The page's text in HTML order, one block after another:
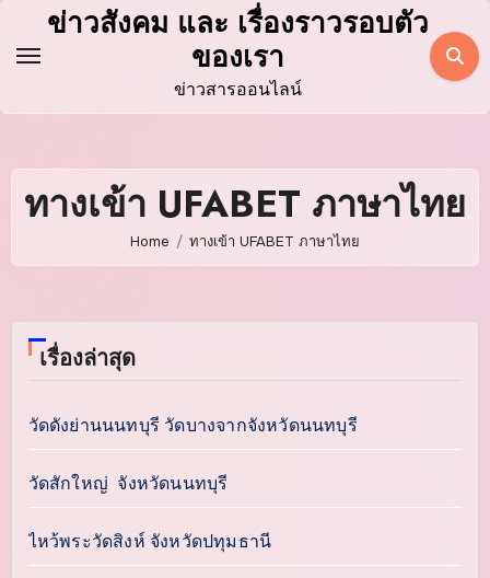
ข่าวสังคม และ เรื่องราวรอบตัว
ของเรา
ข่าวสารออนไลน์
ทางเข้า UFABET ภาษาไทย
Home ทางเข้า UFABET ภาษาไทย
เรื่องล่าสุด
วัดดังย่านนนทบุรี วัดบางจากจังหวัดนนทบุรี
วัดสักใหญ่ จังหวัดนนทบุรี
ไหว้พระวัดสิงห์ จังหวัดปทุมธานี